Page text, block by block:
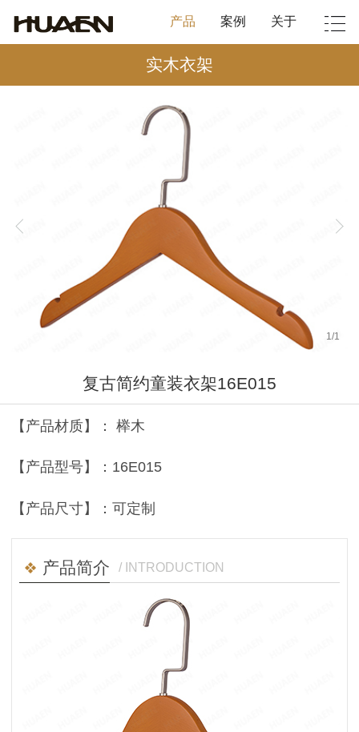
产品 案例 关于
实木衣架
1 /1
复古简约童装衣架16E015
【产品材质】： 榉木
【产品型号】：16E015
【产品尺寸】：可定制
产品简介 / INTRODUCTION